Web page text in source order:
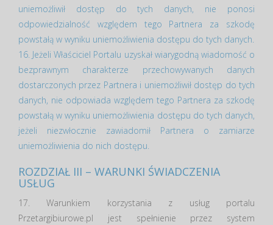
uniemożliwił dostęp do tych danych, nie ponosi
odpowiedzialność względem tego Partnera za szkodę
powstałą w wyniku uniemożliwienia dostępu do tych danych.
16. Jeżeli Właściciel Portalu uzyskał wiarygodną wiadomość o
bezprawnym charakterze przechowywanych danych
dostarczonych przez Partnera i uniemożliwił dostęp do tych
danych, nie odpowiada względem tego Partnera za szkodę
powstałą w wyniku uniemożliwienia dostępu do tych danych,
jeżeli niezwłocznie zawiadomił Partnera o zamiarze
uniemożliwienia do nich dostępu.
ROZDZIAŁ III – WARUNKI ŚWIADCZENIA
USŁUG
17. Warunkiem korzystania z usług portalu
Przetargibiurowe.pl jest spełnienie przez system